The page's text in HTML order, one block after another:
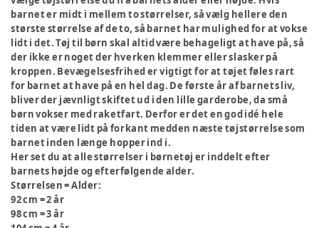
barnet er midt i mellem to størrelser, så vælg hellere den
største størrelse af de to, så barnet har mulighed for at vokse
lidt i det. Tøj til børn skal altid være behageligt at have på, så
der ikke er noget der hverken klemmer eller slasker på
kroppen. Bevægelsesfrihed er vigtigt for at tøjet føles rart
for barnet at have på en hel dag. De første år af barnets liv,
bliver der jævnligt skiftet ud i den lille garderobe, da små
børn vokser med raketfart. Derfor er det en god idé hele
tiden at være lidt på forkant medden næste tøjstørrelse som
barnet inden længe hopper ind i.
Her set du at alle størrelser i børnetøj er inddelt efter
barnets højde og efterfølgende alder.
Størrelsen = Alder:
92 cm = 2 år
98 cm = 3 år